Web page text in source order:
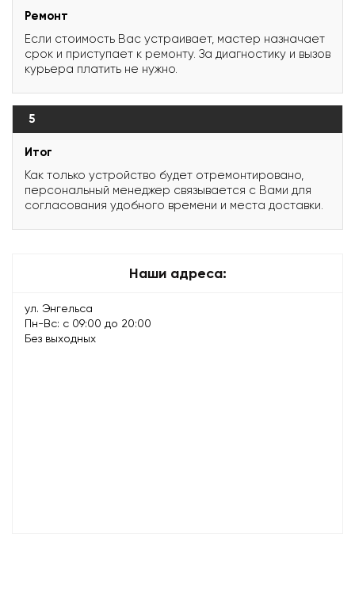
Ремонт
Если стоимость Вас устраивает, мастер назначает
срок и приступает к ремонту. За диагностику и вызов
курьера платить не нужно.
5
Итог
Как только устройство будет отремонтировано,
персональный менеджер связывается с Вами для
согласования удобного времени и места доставки.
Наши адреса:
ул. Энгельса
Пн-Вс: с 09:00 до 20:00
Без выходных